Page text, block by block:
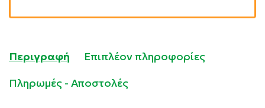
Περιγραφή
Επιπλέον πληροφορίες
Πληρωμές - Αποστολές